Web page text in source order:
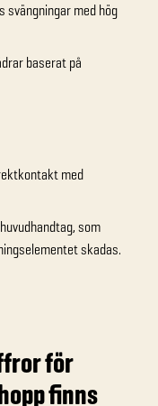
svängningar med hög
baserat på
med
som
skadas.
för
finns